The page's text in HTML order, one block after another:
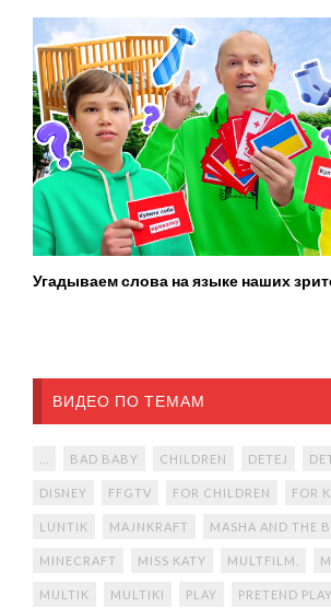
Угадываем слова на языке наших
ВИДЕО ПО ТЕМАМ
BAD BABY CHILDREN DETEJ
DISNEY FFGTV FOR CHILDREN FOR
LUNTIK MAJNKRAFT MASHA AND THE
MINECRAFT MISS KATY MULTFILM.
MULTIK MULTIKI PLAY PRETEND PLAY